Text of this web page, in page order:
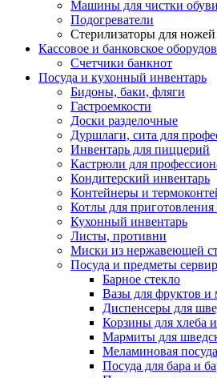
Машины для чистки обуви
Подогреватели
Стерилизаторы для ножей
Кассовое и банковское
Счетчики банкнот
Посуда и кухонный инвентарь
Бидоны, баки, фляги
Гастроемкости
Доски разделочные
Дуршлаги, сита для
Инвентарь для пиццерий
Кастрюли для
Кондитерский инвентарь
Контейнеры и
Котлы для
Кухонный инвентарь
Листы, противни
Миски из нержавеющей
Посуда и предметы
Барное стекло
Вазы для фруктов и
Диспенсеры для
Корзины для хлеба
Мармиты для
Меламиновая посуда
Посуда для бара и